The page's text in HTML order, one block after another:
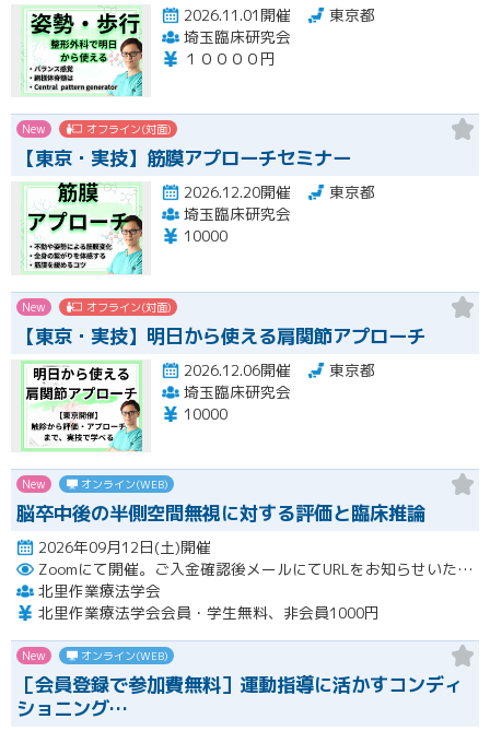
2026.11.01開催
東京都
埼玉臨床研究会
１００００円
New オフライン(対面)
【東京・実技】筋膜アプローチセミナー
2026.12.20開催
東京都
埼玉臨床研究会
10000
New オフライン(対面)
【東京・実技】明日から使える肩関節アプローチ
2026.12.06開催
東京都
埼玉臨床研究会
10000
New オンライン(WEB)
脳卒中後の半側空間無視に対する評価と臨床推論
2026年09月12日(土)開催
Zoomにて開催。ご入金確認後メールにてURLをお知らせいたします。
北里作業療法学会
北里作業療法学会会員・学生無料、非会員1000円
New オンライン(WEB)
［会員登録で参加費無料］運動指導に活かすコンディ
ショニング…